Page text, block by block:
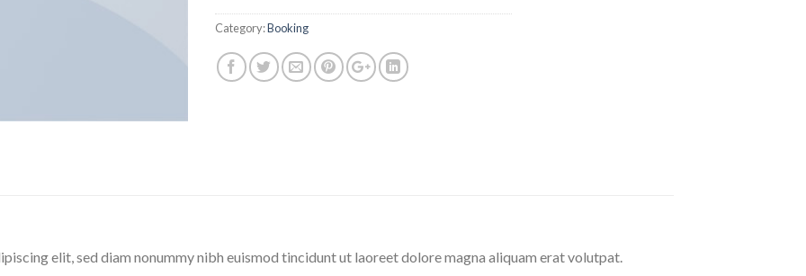
Category:Booking
elit, sed diam nonummy nibh euismod tincidunt ut laoreet dolore magna aliquam erat volutpat.